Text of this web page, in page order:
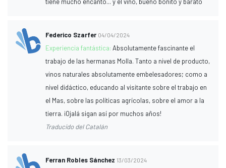
Federico Szarfer 04/04/2024
Experiencia fantástica:Absolutamente fascinante el
trabajo de las hermanas Molla. Tanto a nivel de producto,
vinos naturales absolutamente embelesadores; como a
nivel didáctico, educando al visitante sobre el trabajo en
el Mas, sobre las políticas agrícolas, sobre el amor a la
tierra. ¡Ojalá sigan así por muchos años!
Traducido del Catalán
Ferran Robles Sánchez 13/03/2024